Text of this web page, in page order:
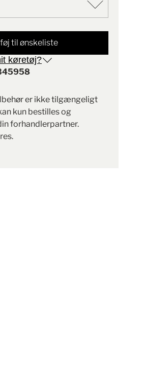
til ønskeliste
køretøj?
er ikke tilgængeligt
kun bestilles og
forhandlerpartner.